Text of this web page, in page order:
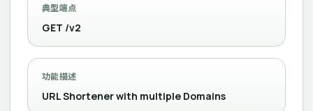
典型端点
GET /v2
功能描述
URL Shortener with multiple Domains